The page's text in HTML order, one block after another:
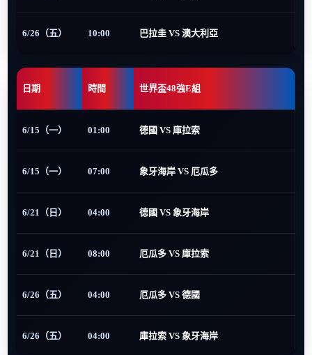
6/26（五） 10:00 巴拉圭 VS 澳大利亞
日期 時間 世界盃48強E組
6/15（一） 01:00 德國 VS 庫拉索
6/15（一） 07:00 象牙海岸 VS 厄瓜多
6/21（日） 04:00 德國 VS 象牙海岸
6/21（日） 08:00 厄瓜多 VS 庫拉索
6/26（五） 04:00 厄瓜多 VS 德國
6/26（五） 04:00 庫拉索 VS 象牙海岸